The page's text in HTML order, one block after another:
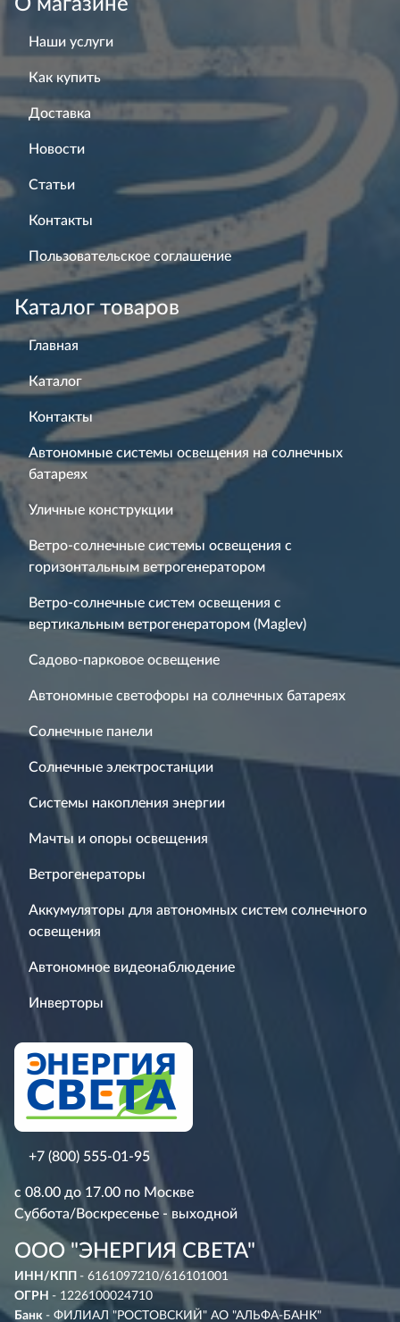
О магазине
Наши услуги
Как купить
Доставка
Новости
Статьи
Контакты
Пользовательское соглашение
Каталог товаров
Главная
Каталог
Контакты
Автономные системы освещения на солнечных
батареях
Уличные конструкции
Ветро-солнечные системы освещения с
горизонтальным ветрогенератором
Ветро-солнечные систем освещения с
вертикальным ветрогенератором (Maglev)
Садово-парковое освещение
Автономные светофоры на солнечных батареях
Солнечные панели
Солнечные электростанции
Системы накопления энергии
Мачты и опоры освещения
Ветрогенераторы
Аккумуляторы для автономных систем солнечного
освещения
Автономное видеонаблюдение
Инверторы
+7 (800) 555-01-95
с 08.00 до 17.00 по Москве
Суббота/Воскресенье - выходной
ООО "ЭНЕРГИЯ СВЕТА"
ИНН/КПП - 6161097210/616101001
ОГРН - 1226100024710
Банк - ФИЛИАЛ "РОСТОВСКИЙ" АО "АЛЬФА-БАНК"